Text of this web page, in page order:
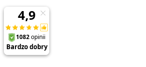
Swanson Buforowana Witamina